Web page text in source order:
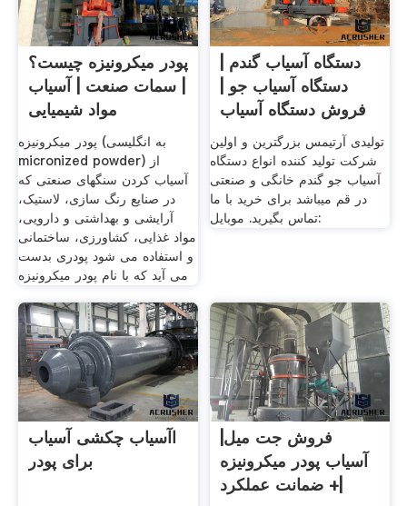
پودر میکرونیزه چیست؟
| سمات صنعت | آسیاب
مواد شیمیایی
پودر میکرونیزه (به انگلیسی
micronized powder) از
آسیاب کردن سنگهای صنعتی که
در صنایع رنگ سازی، لاستیک،
آرایشی و بهداشتی و دارویی،
مواد غذایی، کشاورزی، ساختمانی
و استفاده می شود پودری بدست
می آید که با نام پودر میکرونیزه
دستگاه آسیاب گندم |
دستگاه آسیاب جو |
فروش دستگاه آسیاب
تولیدی آرتیمس بزرگترین و اولین
شرکت تولید کننده انواع دستگاه
آسیاب جو گندم خانگی و صنعتی
در قم میباشد برای خرید با ما
تماس بگیرید. موبایل:
اآسیاب چکشی آسیاب
برای پودر
فروش جت میل|
آسیاب پودر میکرونیزه
|+ ضمانت عملکرد